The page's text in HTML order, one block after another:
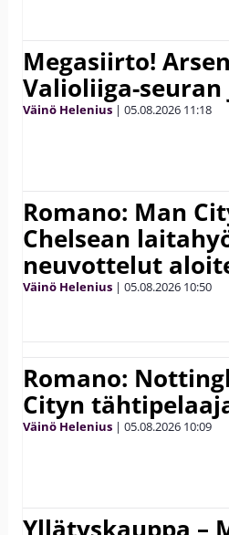
Megasiirto!
Valioliiga-
Väinö Helenius | 05.08.2026 11:18
Romano: Man
Chelsean
neuvottelut
Väinö Helenius | 05.08.2026 10:50
Romano:
Cityn
Väinö Helenius | 05.08.2026 10:09